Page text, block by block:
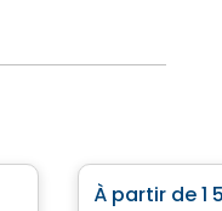
À partir de1